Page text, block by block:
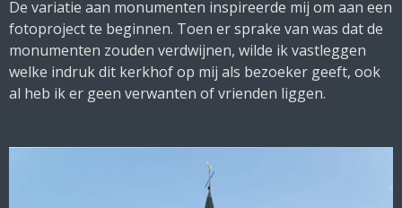
De variatie aan monumenten inspireerde mij om aan een
fotoproject te beginnen. Toen er sprake van was dat de
monumenten zouden verdwijnen, wilde ik vastleggen
welke indruk dit kerkhof op mij als bezoeker geeft, ook
al heb ik er geen verwanten of vrienden liggen.